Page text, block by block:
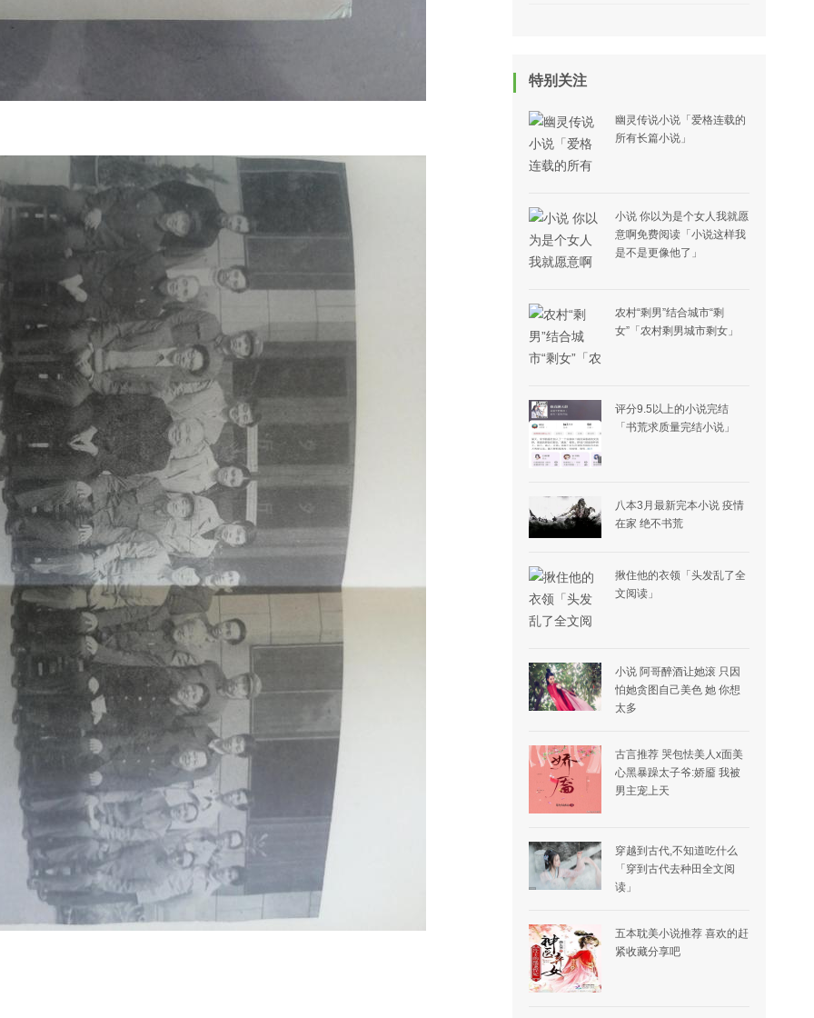
特别关注
幽灵传说小说「爱格连载的
所有长篇小说」
小说 你以为是个女人我就愿
意啊免费阅读「小说这样我
是不是更像他了」
农村“剩男”结合城市“剩
女”「农村剩男城市剩女」
评分9.5以上的小说完结
「书荒求质量完结小说」
八本3月最新完本小说 疫情
在家 绝不书荒
揪住他的衣领「头发乱了全
文阅读」
小说 阿哥醉酒让她滚 只因
怕她贪图自己美色 她 你想
太多
古言推荐 哭包怯美人x面美
心黑暴躁太子爷:娇靥 我被
男主宠上天
穿越到古代,不知道吃什么
「穿到古代去种田全文阅
读」
五本耽美小说推荐 喜欢的赶
紧收藏分享吧